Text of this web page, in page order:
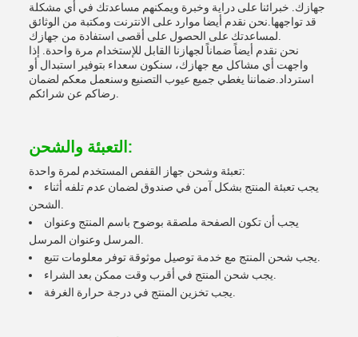
جهازك. خبرائنا على دراية وخبرة ويمكنهم مساعدتك في أي مشكلة
قد تواجهها.نحن نقدم أيضا موارد على الانترنت ومكتبة من الوثائق
نحن نقدم أيضاً ضماناً لجهازنا القابل للإستخدام مرة واحدة. إذا
واجهت أي مشاكل مع جهازك، سنكون سعداء بتوفير استبدال أو
استرداد.ضماننا يغطي جميع عيوب التصنيع وسنعمل معكم لضمان
التعبئة والشحن:
تعبئة وشحن جهاز القفص المستخدم لمرة واحدة:
يجب تعبئة المنتج بشكل آمن في صندوق لضمان عدم تلفه أثناء
يجب أن تكون الصفحة ملصقة بوضوح باسم المنتج وعنوان